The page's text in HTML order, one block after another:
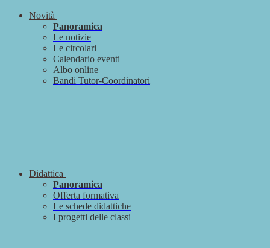
Novità
Panoramica
Le notizie
Le circolari
Calendario eventi
Albo online
Bandi Tutor-Coordinatori
Didattica
Panoramica
Offerta formativa
Le schede didattiche
I progetti delle classi